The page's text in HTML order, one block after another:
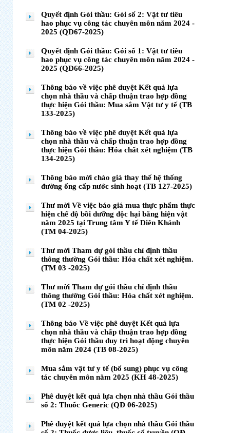
Quyết định Gói thầu: Gói số 2: Vật tư tiêu
hao phục vụ công tác chuyên môn năm 2024 -
2025 (QD67-2025)
Quyết định Gói thầu: Gói số 1: Vật tư tiêu
hao phục vụ công tác chuyên môn năm 2024 -
2025 (QD66-2025)
Thông báo về việc phê duyệt Kết quả lựa
chọn nhà thầu và chấp thuận trao hợp đồng
thực hiện Gói thầu: Mua sắm Vật tư y tế (TB
133-2025)
Thông báo về việc phê duyệt Kết quả lựa
chọn nhà thầu và chấp thuận trao hợp đồng
thực hiện Gói thầu: Hóa chất xét nghiệm (TB
134-2025)
Thông báo mời chào giá thay thế hệ thống
đường ống cấp nước sinh hoạt (TB 127-2025)
Thư mời Về việc báo giá mua thực phẩm thực
hiện chế độ bồi dưỡng độc hại bằng hiện vật
năm 2025 tại Trung tâm Y tế Diên Khánh
(TM 04-2025)
Thư mời Tham dự gói thầu chỉ định thầu
thông thường Gói thầu: Hóa chất xét nghiệm.
(TM 03 -2025)
Thư mời Tham dự gói thầu chỉ định thầu
thông thường Gói thầu: Hóa chất xét nghiệm.
(TM 02 -2025)
Thông báo Về việc phê duyệt Kết quả lựa
chọn nhà thầu và chấp thuận trao hợp đồng
thực hiện Gói thầu duy trì hoạt động chuyên
môn năm 2024 (TB 08-2025)
Mua sắm vật tư y tế (bổ sung) phục vụ công
tác chuyên môn năm 2025 (KH 48-2025)
Phê duyệt kết quả lựa chọn nhà thầu Gói thầu
số 2: Thuốc Generic (QĐ 06-2025)
Phê duyệt kết quả lựa chọn nhà thầu Gói thầu